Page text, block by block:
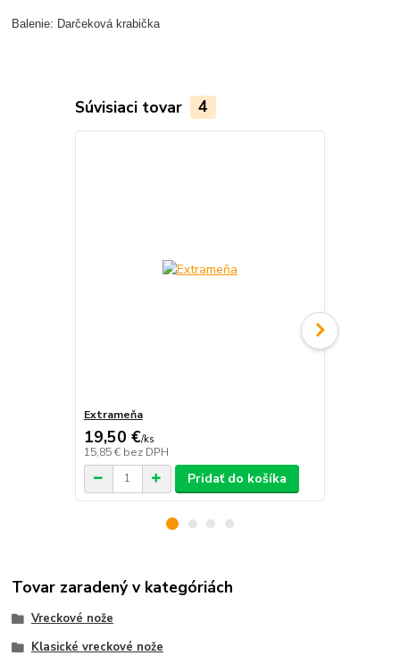
Balenie: Darčeková krabička
Súvisiaci tovar 4
Extrameňa
19,50 €/ks
15,85 € bez DPH
Pridať do košíka
Tovar zaradený v kategóriách
Vreckové nože
Klasické vreckové nože